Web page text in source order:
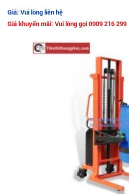
Giá: Vui lòng liên hệ
Giá khuyến mãi: Vui lòng gọi 0909 216 299